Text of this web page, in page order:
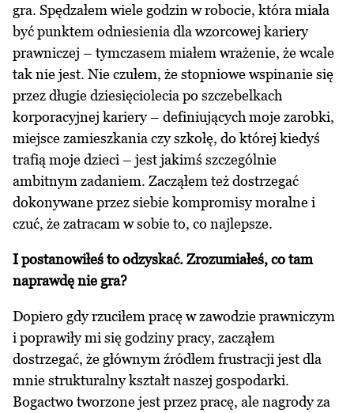
gra. Spędzałem wiele godzin w robocie, która miała
być punktem odniesienia dla wzorcowej kariery
prawniczej – tymczasem miałem wrażenie, że wcale
tak nie jest. Nie czułem, że stopniowe wspinanie się
przez długie dziesięciolecia po szczebelkach
korporacyjnej kariery – definiujących moje zarobki,
miejsce zamieszkania czy szkołę, do której kiedyś
trafią moje dzieci – jest jakimś szczególnie
ambitnym zadaniem. Zacząłem też dostrzegać
dokonywane przez siebie kompromisy moralne i
czuć, że zatracam w sobie to, co najlepsze.
I postanowiłeś to odzyskać. Zrozumiałeś, co tam
naprawdę nie gra?
Dopiero gdy rzuciłem pracę w zawodzie prawniczym
i poprawiły mi się godziny pracy, zacząłem
dostrzegać, że głównym źródłem frustracji jest dla
mnie strukturalny kształt naszej gospodarki.
Bogactwo tworzone jest przez pracę, ale nagrody za